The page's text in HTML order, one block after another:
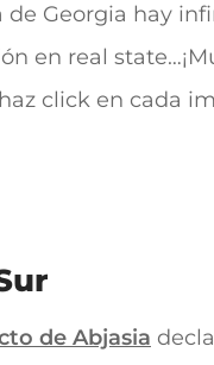
Georgia hay
en real
click en cada
de Abjasia